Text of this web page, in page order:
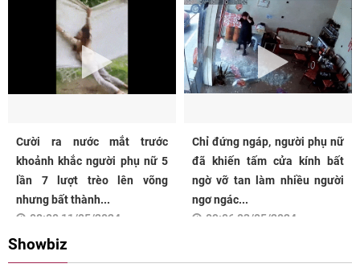
Cười ra nước mắt trước
khoảnh khắc người phụ nữ 5
lần 7 lượt trèo lên võng
nhưng bất thành...
08:00 11/05/2024
Chỉ đứng ngáp, người phụ nữ
đã khiến tấm cửa kính bất
ngờ vỡ tan làm nhiều người
ngơ ngác...
09:06 03/05/2024
Showbiz